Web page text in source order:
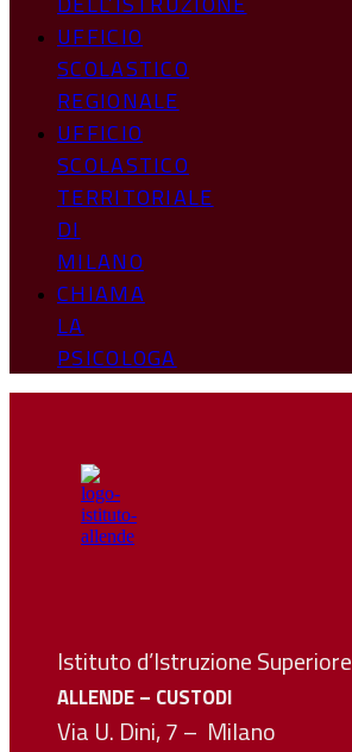
UFFICIO
SCOLASTICO
REGIONALE
UFFICIO
SCOLASTICO
TERRITORIALE
DI
MILANO
CHIAMA
LA
PSICOLOGA
Istituto d’Istruzione Superiore
ALLENDE – CUSTODI
Via U. Dini, 7 – Milano